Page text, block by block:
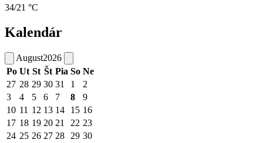
34/21 °C
Kalendár
August2026
Po Ut St Št Pia So Ne
27 28 29 30 31 1
2
3
4 5 6 7 8
9
10 11 12 13 14 15 16
17 18 19 20 21 22 23
24 25 26 27 28 29 30